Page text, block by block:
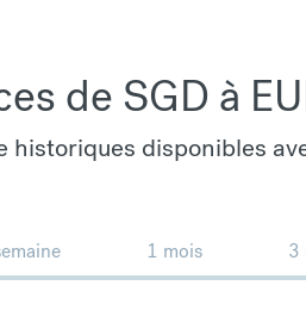
de SGD à
historiques disponibles
1 mois 3